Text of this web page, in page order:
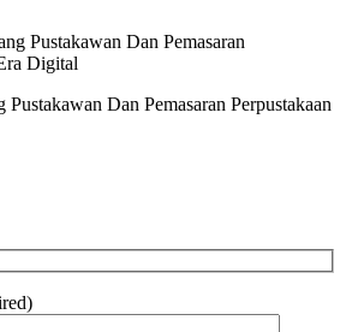
Pustakawan Dan Pemasaran Perpustakaan